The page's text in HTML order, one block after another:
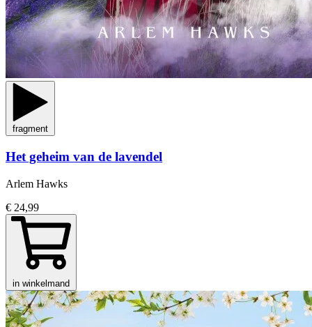
fragment
Het geheim van de lavendel
Arlem Hawks
€ 24,99
in winkelmand